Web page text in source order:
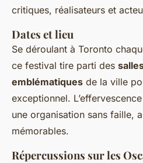
critiques, réalisateurs et
Dates et lieu
Se déroulant à Toronto
ce festival tire parti des
emblématiques de la ville
exceptionnel.
une organisation sans faille,
mémorables.
Répercussions sur les